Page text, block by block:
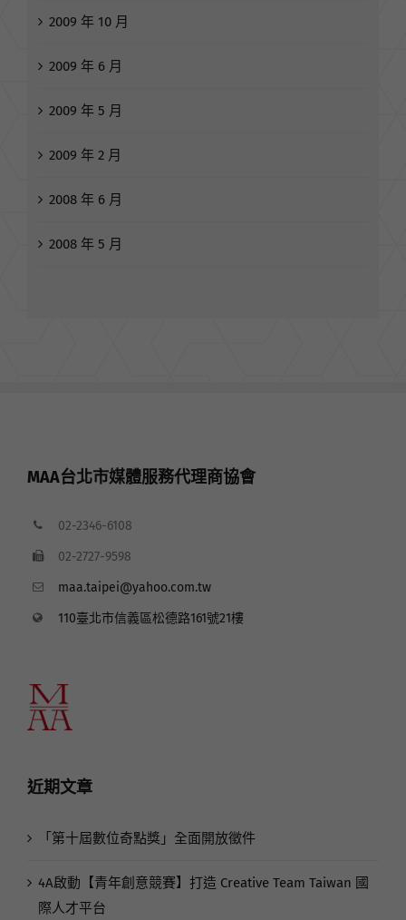
2009 年 10 月
2009 年 6 月
2009 年 5 月
2009 年 2 月
2008 年 6 月
2008 年 5 月
MAA台北市媒體服務代理商協會
02-2346-6108
02-2727-9598
maa.taipei@yahoo.com.tw
110臺北市信義區松德路161號21樓
近期文章
「第十屆數位奇點獎」全面開放徵件
4A啟動【青年創意競賽】打造 Creative Team Taiwan 國
際人才平台